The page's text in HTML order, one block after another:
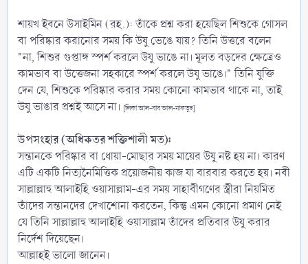
শায়খ ইবনে উসাইমিন (রহ.): তাঁকে প্রশ্ন করা হয়েছিল শিশুকে গোসল
বা পরিষ্কার করানোর সময় কি উযু ভেঙে যায়? তিনি উত্তরে বলেন
"না, শিশুর গুপ্তাঙ্গ স্পর্শ করলে উযু ভাঙে না। মূলত বড়দের ক্ষেত্রেও
কামভাব বা উত্তেজনা সহকারে স্পর্শ করলে উযু ভাঙে।" তিনি যুক্তি
দেন যে, শিশুকে পরিষ্কার করার সময় কোনো কামভাব থাকে না, তাই
উযু ভাঙার প্রশ্নই আসে না। [লিকা আল-বাব আল-মাফতুহ]
উপসংহার (অধিকতর শক্তিশালী মত):
সন্তানকে পরিষ্কার বা ধোয়া-মোছার সময় মায়ের উযু নষ্ট হয় না। কারণ
এটি একটি নিত্যনৈমিত্তিক প্রয়োজনীয় কাজ যা বারবার করতে হয়। নবী
সাল্লাল্লাহু আলাইহি ওয়াসাল্লাম-এর সময় সাহাবীগণের স্ত্রীরা নিয়মিত
তাঁদের সন্তানদের দেখাশোনা করতেন, কিন্তু এমন কোনো প্রমাণ নেই
যে তিনি সাল্লাল্লাহু আলাইহি ওয়াসাল্লাম তাঁদের প্রতিবার উযু করার
নির্দেশ দিয়েছেন।
আল্লাহই ভালো জানেন।